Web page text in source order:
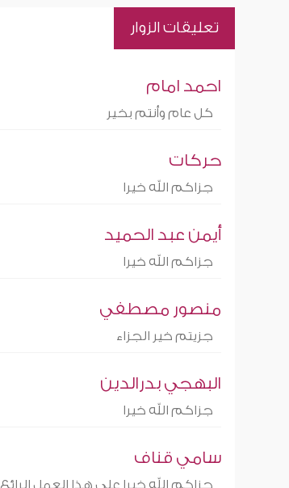
تعليقات الزوار
احمد امام
كل عام وأنتم بخير
حركات
جزاكم الله خيرا
أيمن عبد الحميد
جزاكم الله خيرا
منصور مصطفي
جزيتم خير الجزاء
البهجي بدرالدين
جزاكم الله خيرا
سامي قناف
جزاكم الله خيرا على هذا العمل الرائع